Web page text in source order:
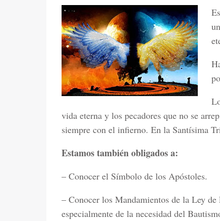
vida eterna y los pecadores que no se
siempre con el infierno. En la Santísima
Estamos también obligados a:
– Conocer el Símbolo de los Apóstoles.
– Conocer los Mandamientos de la Ley
especialmente de la necesidad del